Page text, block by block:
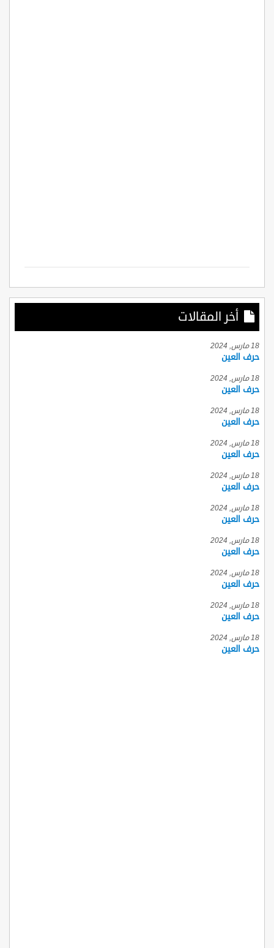
أخر المقالات
18 مارس, 2024
حرف العين
18 مارس, 2024
حرف العين
18 مارس, 2024
حرف العين
18 مارس, 2024
حرف العين
18 مارس, 2024
حرف العين
18 مارس, 2024
حرف العين
18 مارس, 2024
حرف العين
18 مارس, 2024
حرف العين
18 مارس, 2024
حرف العين
18 مارس, 2024
حرف العين